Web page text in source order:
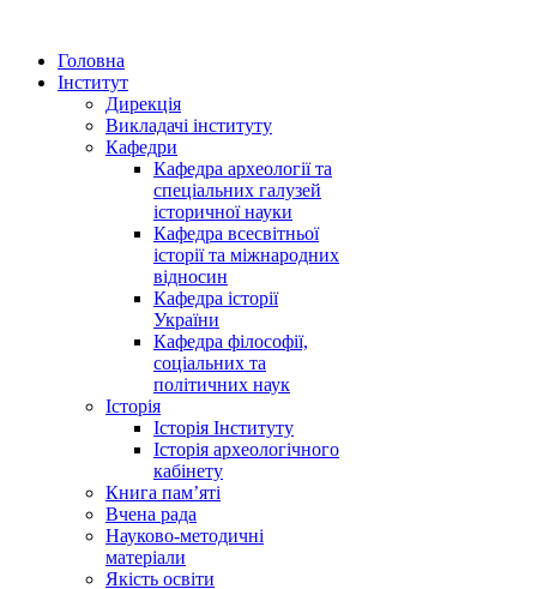
Головна
Інститут
Дирекція
Викладачі інституту
Кафедри
Кафедра археології та
спеціальних галузей
історичної науки
Кафедра всесвітньої
історії та міжнародних
відносин
Кафедра історії
України
Кафедра філософії,
соціальних та
політичних наук
Історія
Історія Інституту
Історія археологічного
кабінету
Книга памʼяті
Вчена рада
Науково-методичні
матеріали
Якість освіти